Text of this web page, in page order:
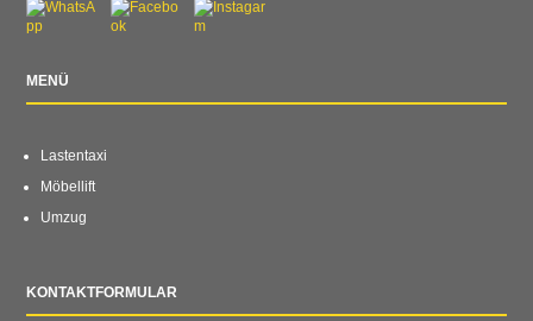
MENÜ
Lastentaxi
Möbellift
Umzug
KONTAKTFORMULAR